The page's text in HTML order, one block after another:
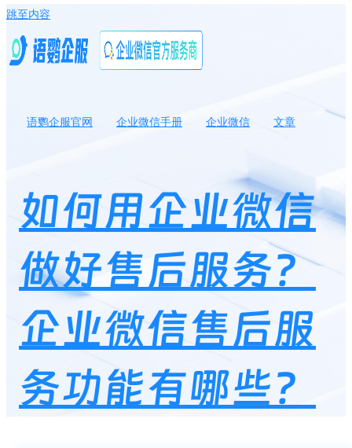
跳至内容
语鹦企服官网 企业微信手册 企业微信
文章
如何用企业微信
做好售后服务？
企业微信售后服
务功能有哪些？